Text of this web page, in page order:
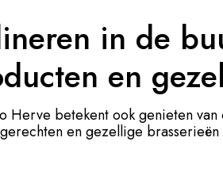
in de
en
Herve betekent ook genieten van
en gezellige